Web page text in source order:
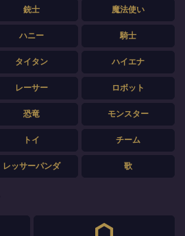
銃士 魔法使い
ハニー 騎士
タイタン ハイエナ
レーサー ロボット
恐竜 モンスター
トイ チーム
レッサーパンダ 歌